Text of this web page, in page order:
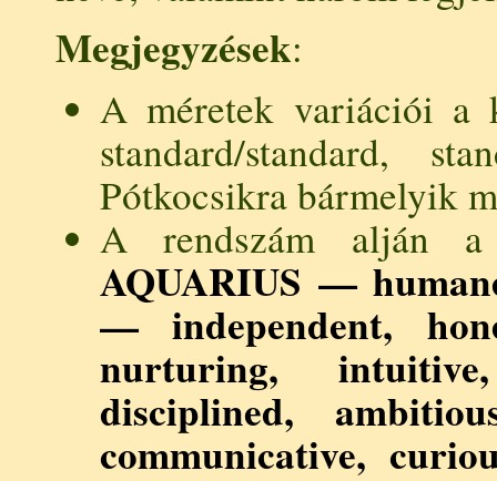
Megjegyzések:
A méretek variációi a
standard/standard,
Pótkocsikra bármelyik
A rendszám alján a
AQUARIUS —
— independent,
nurturing,
disciplined,
communicative,